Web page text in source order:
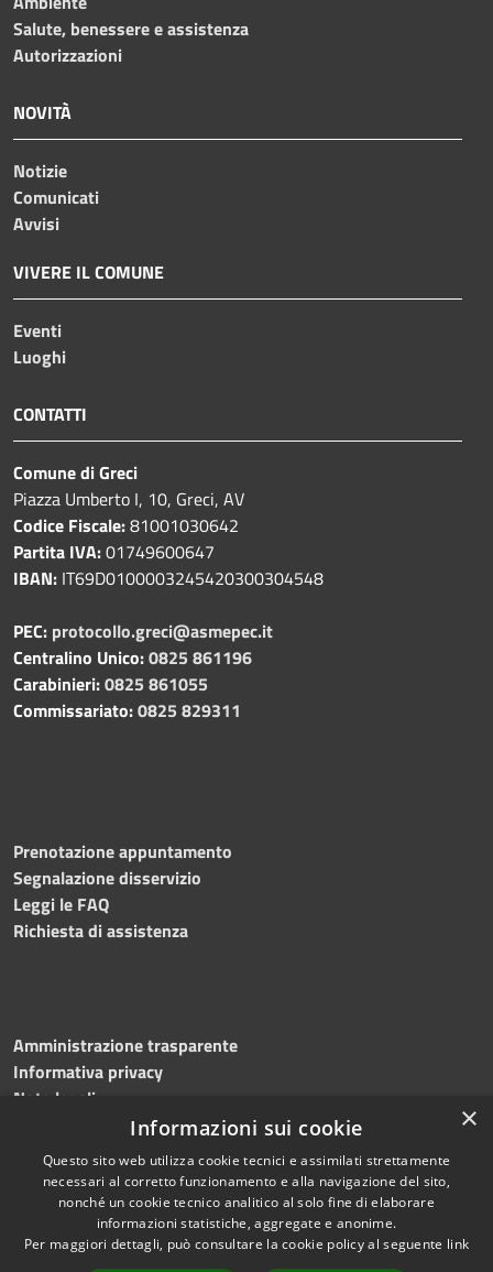
Salute, benessere e assistenza
Autorizzazioni
NOVITÀ
Notizie
Comunicati
Avvisi
VIVERE IL COMUNE
Eventi
Luoghi
CONTATTI
Comune di Greci
Piazza Umberto I, 10, Greci, AV
Codice Fiscale:81001030642
Partita IVA:01749600647
IBAN: IT69D0100003245420300304548
PEC: protocollo.greci@asmepec.it
Centralino Unico:0825 861196
Carabinieri:0825 861055
Commissariato:0825 829311
Prenotazione appuntamento
Segnalazione disservizio
Leggi le FAQ
Richiesta di assistenza
Amministrazione trasparente
Informativa privacy
Note legali
Dichiarazione di accessibilità
Accessibilità
Copyright © 2026 • Comune di
Greci • Powered by
×
Informazioni sui cookie
Questo sito web utilizza cookie tecnici e assimilati strettamente
necessari al corretto funzionamento e alla navigazione del sito,
nonché un cookie tecnico analitico al solo fine di elaborare
informazioni statistiche, aggregate e anonime.
Per maggiori dettagli, può consultare la cookie policy al seguente link